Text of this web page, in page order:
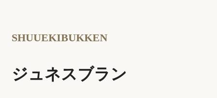
SHUUEKIBUKKEN
ジュネスブラン